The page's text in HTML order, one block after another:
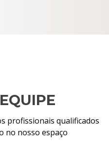
profissionais qualificados
no nosso espaço